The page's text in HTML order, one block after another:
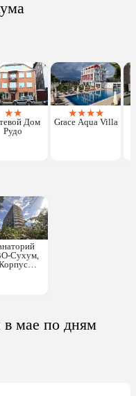
★★
Дом
Рудо
★★★★
Grace Aqua Villa
Сухум,
в мае по дням